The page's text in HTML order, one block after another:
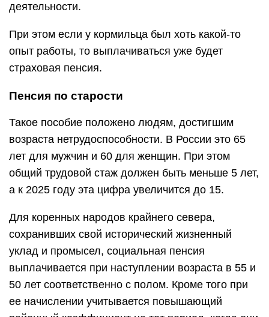
деятельности.
При этом если у кормильца был хоть какой-то
опыт работы, то выплачиваться уже будет
страховая пенсия.
Пенсия по старости
Такое пособие положено людям, достигшим
возраста нетрудоспособности. В России это 65
лет для мужчин и 60 для женщин. При этом
общий трудовой стаж должен быть меньше 5 лет,
а к 2025 году эта цифра увеличится до 15.
Для коренных народов крайнего севера,
сохранивших свой исторический жизненный
уклад и промысел, социальная пенсия
выплачивается при наступлении возраста в 55 и
50 лет соответственно с полом. Кроме того при
ее начислении учитывается повышающий